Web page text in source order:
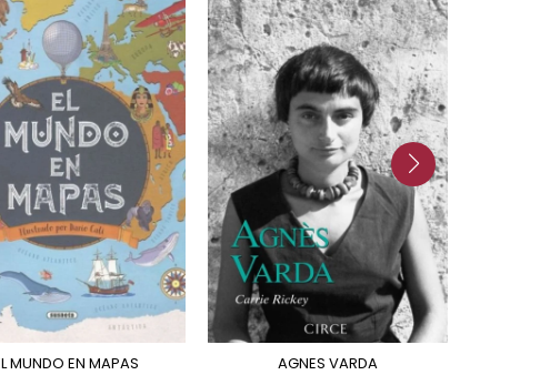
EL MUNDO EN MAPAS AGNES VARDA